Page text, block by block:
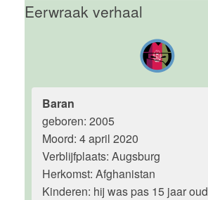
Eerwraak verhaal
Baran
geboren: 2005
Moord: 4 april 2020
Verblijfplaats: Augsburg
Herkomst: Afghanistan
Kinderen: hij was pas 15 jaar oud